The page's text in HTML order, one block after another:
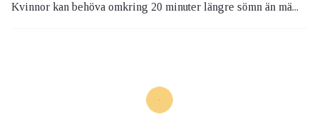
Kvinnor kan behöva omkring 20 minuter längre sömn än mä...